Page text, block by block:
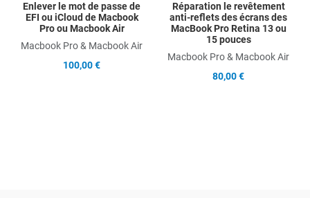
Enlever le mot de passe de
EFI ou iCloud de Macbook
Pro ou Macbook Air
Macbook Pro & Macbook Air
100,00 €
Réparation le revêtement
anti-reflets des écrans des
MacBook Pro Retina 13 ou
15 pouces
Macbook Pro & Macbook Air
80,00 €